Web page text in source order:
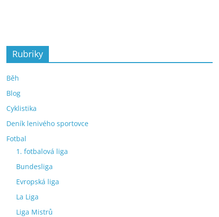
Rubriky
Běh
Blog
Cyklistika
Deník lenivého sportovce
Fotbal
1. fotbalová liga
Bundesliga
Evropská liga
La Liga
Liga Mistrů